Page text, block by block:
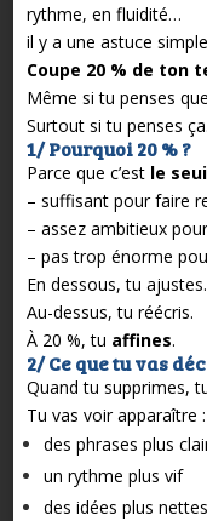
rythme, en fluidité…
il y a une astuce
Coupe 20 % de ton
Même si tu penses
Surtout si tu penses ça.
1/ Pourquoi 20 % ?
Parce que c’est le
– suffisant pour faire
– assez ambitieux
– pas trop énorme
En dessous, tu ajustes.
Au-dessus, tu réécris.
À 20 %, tu affines.
2/ Ce que tu vas
Quand tu supprimes,
Tu vas voir apparaître :
des phrases plus
un rythme plus vif
des idées plus nettes